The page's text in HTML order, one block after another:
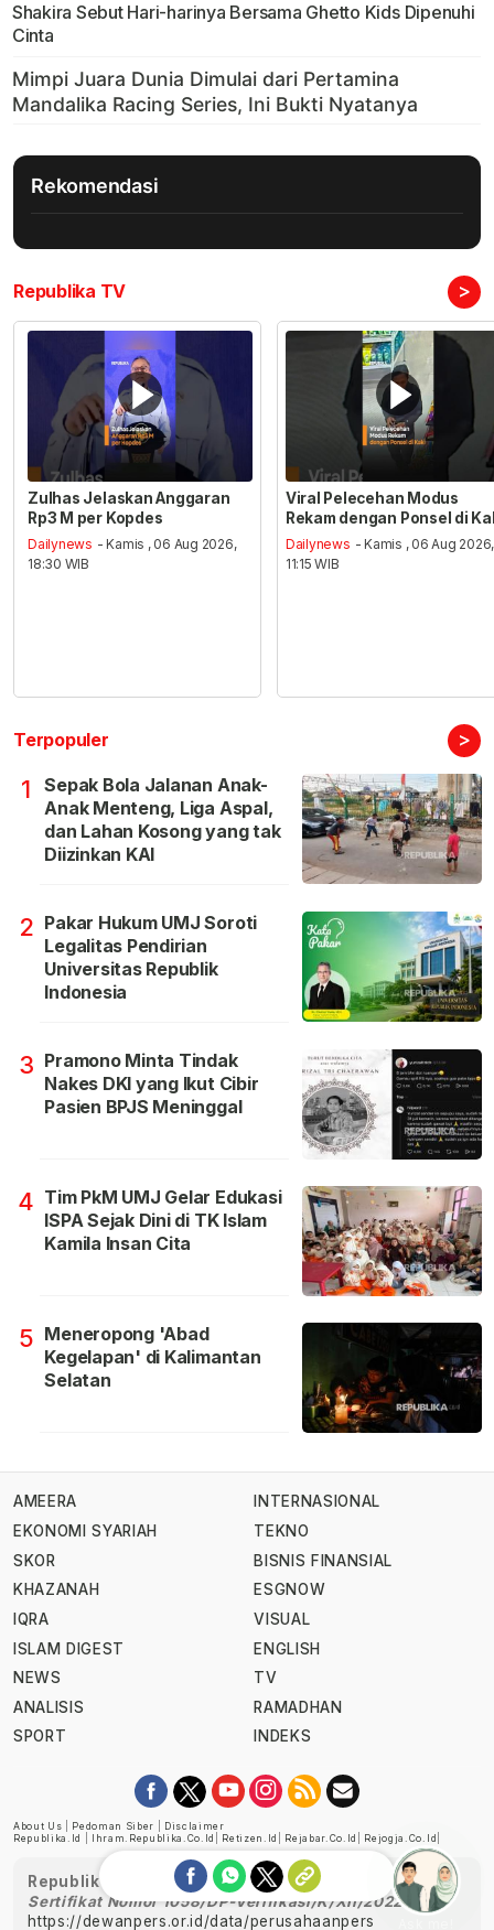
Shakira Sebut Hari-harinya Bersama Ghetto Kids Dipenuhi
Cinta
Rekomendasi
Republika TV >
Zulhas Jelaskan Anggaran
Rp3 M per Kopdes
Dailynews - Kamis , 06 Aug 2026,
18:30 WIB
Viral Pelecehan Modus
Rekam dengan Ponsel di
Dailynews - Kamis , 06 Aug 2026,
11:15 WIB
Terpopuler >
1
Sepak Bola Jalanan Anak-
Anak Menteng, Liga Aspal,
dan Lahan Kosong yang tak
Diizinkan KAI
2 Pakar Hukum UMJ Soroti
Legalitas Pendirian
Universitas Republik
Indonesia
3 Pramono Minta Tindak
Nakes DKI yang Ikut Cibir
Pasien BPJS Meninggal
4 Tim PkM UMJ Gelar Edukasi
ISPA Sejak Dini di TK Islam
Kamila Insan Cita
5 Meneropong 'Abad
Kegelapan' di Kalimantan
Selatan
AMEERA
EKONOMI SYARIAH
SKOR
KHAZANAH
IQRA
ISLAM DIGEST
NEWS
ANALISIS
SPORT
INTERNASIONAL
TEKNO
BISNIS FINANSIAL
ESGNOW
VISUAL
ENGLISH
TV
RAMADHAN
INDEKS
About Us Pedoman Siber
Disclaimer
Republika.id
Ihram.republika.co.id Retizen.id Rejabar.co.id Rejogja.co.id
Republika telah diverifikasi oleh Dewan Pers
Sertifikat Nomor 1058/DP-Verifikasi/K/XII/2022
https://dewanpers.or.id/data/perusahaanpers